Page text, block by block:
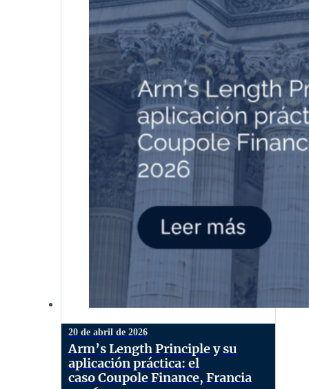
20 de abril de 2026
Arm’s Length Principle y su
aplicación práctica: el
caso Coupole Finance, Francia